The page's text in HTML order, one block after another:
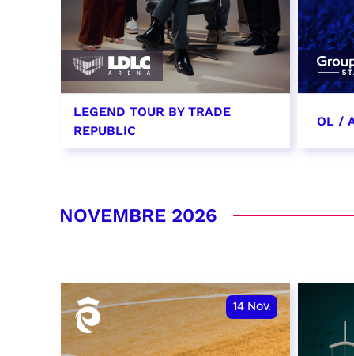
LEGEND TOUR BY TRADE
REPUBLIC
OL /
NOVEMBRE 2026
14 Nov.